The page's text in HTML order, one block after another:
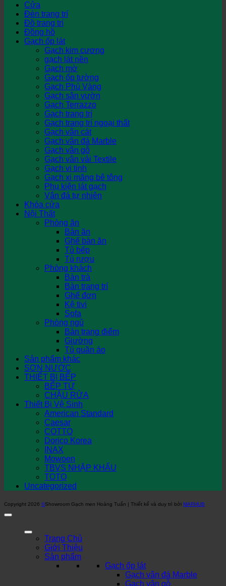
Cửa
Đèn trang trí
Đồ trang trí
Đồng hồ
Gạch ốp lát
Gạch kim cương
gạch lát nền
Gạch mờ
Gạch ốp tường
Gạch Phủ Vàng
Gạch sân vườn
Gạch Terrazzo
Gạch trang trí
Gạch trang trí ngoại thất
Gạch vân cát
Gạch vân đá Marble
Gạch vân gỗ
Gạch vân vải Textile
Gạch vi tinh
Gạch xi măng bê tông
Phụ kiện lát gạch
Vân đá tự nhiên
Khóa cửa
Nội Thất
Phòng ăn
Bàn ăn
Ghế bàn ăn
Tủ bếp
Tủ rượu
Phòng khách
Bàn trà
Bàn trang trí
Ghế đơn
Kệ tivi
Sofa
Phòng ngủ
Bàn trang điểm
Giường
Tủ quần áo
Sản phẩm khác
SƠN NƯỚC
THIẾT BỊ BẾP
BẾP TỪ
CHẬU RỬA
Thiết Bị Vệ Sinh
American Standard
Caesar
COTTO
Dorico Korea
INAX
Mowoen
TBVS NHẬP KHẨU
TOTO
Uncategorized
Copyright 2026 ©Showroom Gạch men Hoàng Tuấn | Thiết kế và duy trì bởi MARHUB
Trang Chủ
Giới Thiệu
Sản phẩm
Gạch ốp lát
Gạch vân đá Marble
Gạch vân gỗ